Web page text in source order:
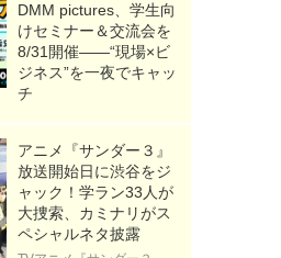
DMM pictures、学生向
けセミナー＆交流会を
8/31開催――“現場×ビ
ジネス”を一夜でキャッ
チ
アニメ『サンダー３』
放送開始日に渋谷をジ
ャック！学ラン33人が
大捜索、カミナリがス
ペシャルネタ披露